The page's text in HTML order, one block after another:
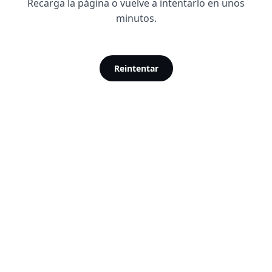
Recarga la página o vuelve a intentarlo en unos
minutos.
Reintentar